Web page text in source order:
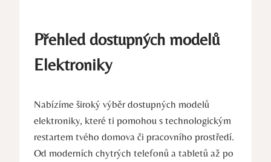
Přehled dostupných modelů
Elektroniky
Nabízíme široký výběr dostupných modelů
elektroniky, které ti pomohou s technologickým
restartem tvého domova či pracovního prostředí.
Od moderních chytrých telefonů a tabletů až po